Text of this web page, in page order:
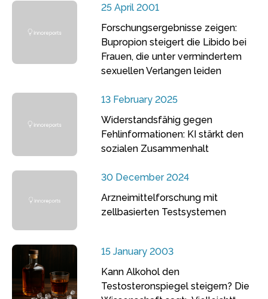
25 April 2001
Forschungsergebnisse zeigen:
Bupropion steigert die Libido bei
Frauen, die unter vermindertem
sexuellen Verlangen leiden
13 February 2025
Widerstandsfähig gegen
Fehlinformationen: KI stärkt den
sozialen Zusammenhalt
30 December 2024
Arzneimittelforschung mit
zellbasierten Testsystemen
15 January 2003
Kann Alkohol den
Testosteronspiegel steigern? Die